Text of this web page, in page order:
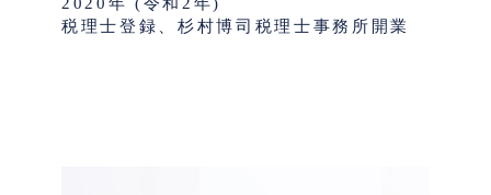
税理士登録、杉村博司税理士事務所開業